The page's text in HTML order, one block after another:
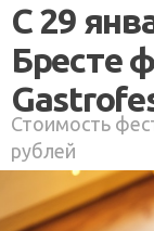
С 29
Бресте
Стоимость
рублей